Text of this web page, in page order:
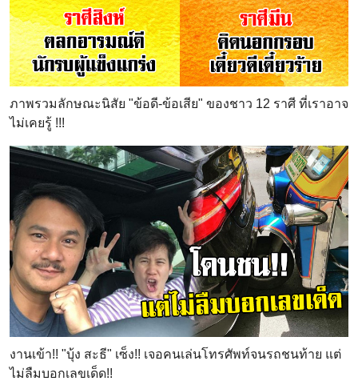
ภาพรวมลักษณะนิสัย "ข้อดี-ข้อเสีย" ของชาว 12 ราศี ที่เราอาจ
ไม่เคยรู้ !!!
งานเข้า!! "บุ้ง สะธี" เซ็ง!! เจอคนเล่นโทรศัพท์จนรถชนท้าย แต่
ไม่ลืมบอกเลขเด็ด!!